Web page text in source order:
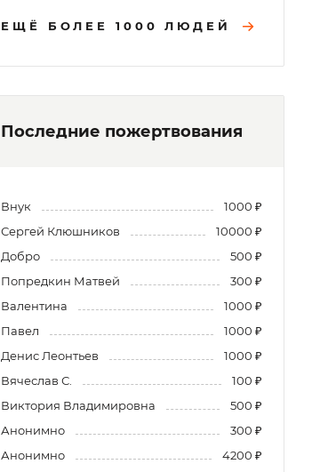
ЕЩЁ БОЛЕЕ 1000 ЛЮДЕЙ
Последние пожертвования
Внук
1000 ₽
Сергей Клюшников
10000 ₽
Добро
500 ₽
Попредкин Матвей
300 ₽
Валентина
1000 ₽
Павел
1000 ₽
Денис Леонтьев
1000 ₽
Вячеслав С.
100 ₽
Виктория Владимировна
500 ₽
Анонимно
300 ₽
Анонимно
4200 ₽